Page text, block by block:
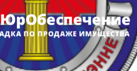
торгов